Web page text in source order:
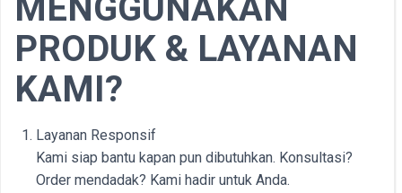
MENGGUNAKAN
PRODUK & LAYANAN
KAMI?
Layanan Responsif
Kami siap bantu kapan pun dibutuhkan. Konsultasi?
Order mendadak? Kami hadir untuk Anda.